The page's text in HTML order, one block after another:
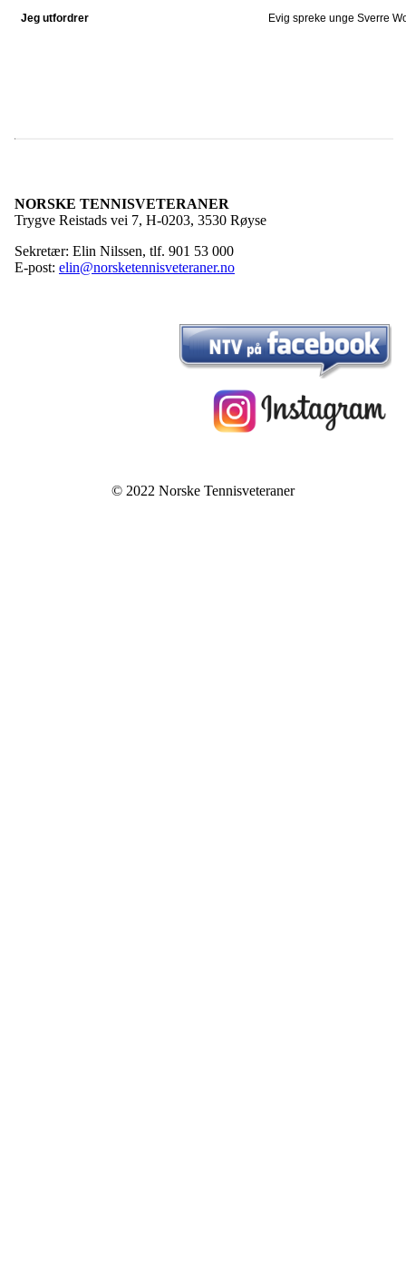
Jeg utfordrer Evig spreke unge Sverre
NORSKE TENNISVETERANER
Trygve Reistads vei 7, H-0203, 3530 Røyse
Sekretær: Elin Nilssen, tlf. 901 53 000
E-post: elin@norsketennisveteraner.no
© 2022 Norske Tennisveteraner